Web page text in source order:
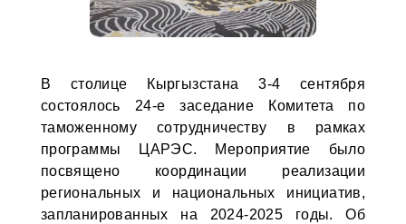
В столице Кыргызстана 3-4 сентября
состоялось 24-е заседание Комитета по
таможенному сотрудничеству в рамках
программы ЦАРЭС. Мероприятие было
посвящено координации реализации
региональных и национальных инициатив,
запланированных на 2024-2025 годы. Об